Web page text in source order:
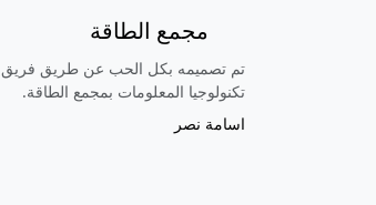
مجمع الطاقة
تم تصميمه بكل الحب عن طريق فريق
تكنولوجيا المعلومات بمجمع الطاقة.
اسامة نصر